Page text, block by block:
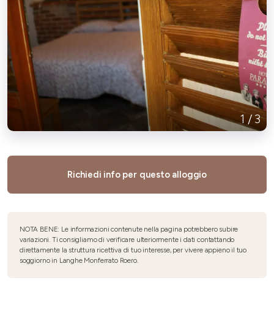
1/3
Richiedi info per questo alloggio
NOTA BENE: Le informazioni contenute nella pagina potrebbero subire
variazioni. Ti consigliamo di verificare ulteriormente i dati contattando
direttamente la struttura ricettiva di tuo interesse, per vivere appieno il tuo
soggiorno in Langhe Monferrato Roero.